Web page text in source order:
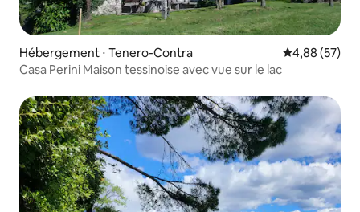
Hébergement ⋅ Tenero-Contra Évaluation
4,88 (57)
Casa Perini Maison tessinoise avec vue sur le lac